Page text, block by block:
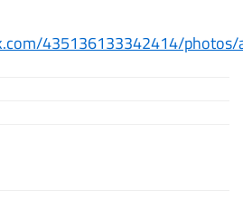
435136133342414/